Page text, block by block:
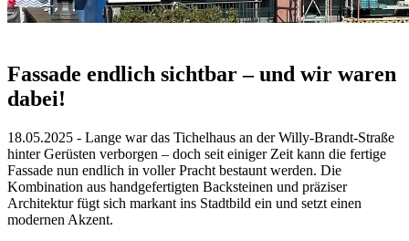
Fassade endlich sichtbar – und wir waren
dabei!
18.05.2025 - Lange war das Tichelhaus an der Willy-Brandt-Straße
hinter Gerüsten verborgen – doch seit einiger Zeit kann die fertige
Fassade nun endlich in voller Pracht bestaunt werden. Die
Kombination aus handgefertigten Backsteinen und präziser
Architektur fügt sich markant ins Stadtbild ein und setzt einen
modernen Akzent.